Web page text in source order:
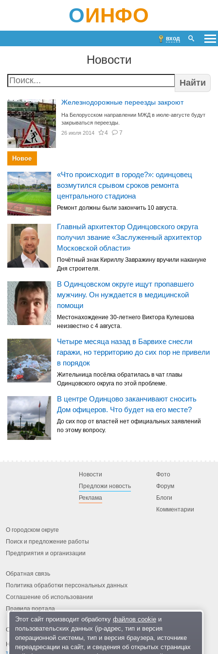
ОИНФО
вход
Новости
Найти
Железнодорожные переезды закроют
На Белорусском направлении МЖД в июле-августе будут
закрываться переезды.
26 июля 2014
4 7
Новое
«Что происходит в городе?»: одинцовец
возмутился срывом сроков ремонта
центрального стадиона
Ремонт должны были закончить 10 августа.
Главный архитектор Одинцовского округа
получил звание «Заслуженный архитектор
Московской области»
Почётный знак Кириллу Завражину вручили накануне
Дня строителя.
В Одинцовском округе ищут пропавшего
мужчину. Он нуждается в медицинской
помощи
Местонахождение 30-летнего Виктора Кулешова
неизвестно с 4 августа.
Четыре месяца назад в Барвихе снесли
гаражи, но территорию до сих пор не привели
в порядок
Жительница посёлка обратилась в чат главы
Одинцовского округа по этой проблеме.
В центре Одинцово заканчивают сносить
Дом офицеров. Что будет на его месте?
До сих пор от властей нет официальных заявлений
по этому вопросу.
Новости
Предложи новость
Реклама
Фото
Форум
Блоги
Комментарии
О городском округе
Поиск и предложение работы
Предприятия и организации
Обратная связь
Политика обработки персональных данных
Соглашение об использовании
Правила портала
На информационном ресурсе применяются
Этот сайт производит обработку файлов cookieи
пользовательских данных (ip-адрес, тип и версия
операционной системы, тип и версия браузера, источнике
переадресации на сайт, и сведения об открытых страницах